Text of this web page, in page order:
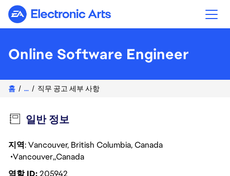
Electronic Arts
Online Software Engineer
홈 ... 직무 공고 세부 사항
일반 정보
지역: Vancouver, British Columbia, Canada
Vancouver Canada
역할 ID205942